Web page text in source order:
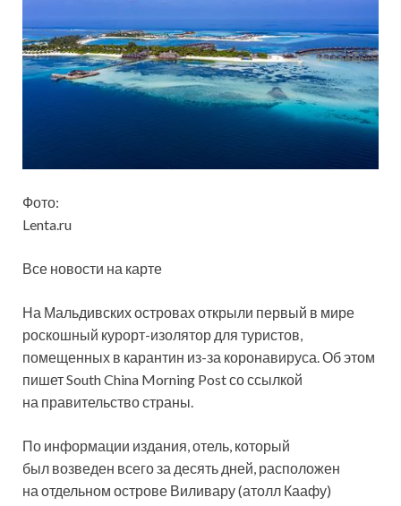
Фото:
Lenta.ru
Все новости на карте
На Мальдивских островах открыли первый в мире
роскошный курорт-изолятор для туристов,
помещенных в карантин из-за коронавируса. Об этом
пишет South China Morning Post со ссылкой
на правительство страны.
По информации издания, отель, который
был возведен всего за десять дней, расположен
на отдельном острове Виливару (атолл Каафу)